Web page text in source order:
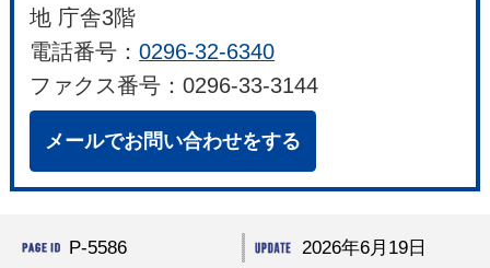
地 庁舎3階
電話番号：0296-32-6340
ファクス番号：0296-33-3144
メールでお問い合わせをする
P-5586
2026年6月19日